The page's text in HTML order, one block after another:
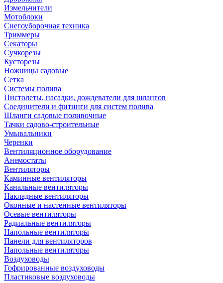
Измельчители
Мотоблоки
Снегоуборочная техника
Триммеры
Секаторы
Сучкорезы
Кусторезы
Ножницы садовые
Сетка
Системы полива
Пистолеты, насадки, дождеватели для шлангов
Соединители и фитинги для систем полива
Шланги садовые поливочные
Тачки садово-строительные
Умывальники
Черенки
Вентиляционное оборудование
Анемостаты
Вентиляторы
Каминные вентиляторы
Канальные вентиляторы
Накладные вентиляторы
Оконные и настенные вентиляторы
Осевые вентиляторы
Радиальные вентиляторы
Напольные вентиляторы
Панели для вентиляторов
Напольные вентиляторы
Воздуховоды
Гофрированные воздуховоды
Пластиковые воздуховоды